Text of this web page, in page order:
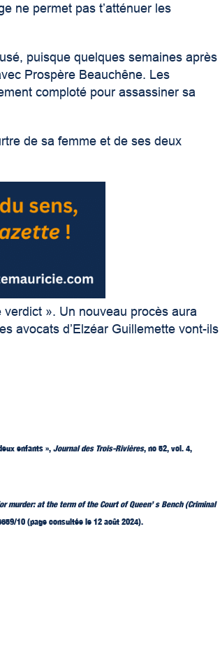
ne permet pas t’atténuer les
puisque quelques semaines après
Prospère Beauchêne. Les
comploté pour assassiner sa
de sa femme et de ses deux
verdict ». Un nouveau procès aura
avocats d’Elzéar Guillemette vont-ils
enfants »,Journal des Trois-Rivières, no 52, vol. 4,
at the term of the Court of Queen’ s Bench (Criminal
10 (page consultée le 12 août 2024).